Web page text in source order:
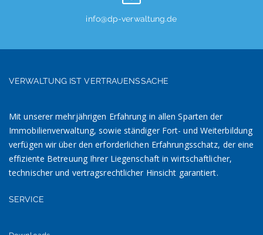
info@dp-verwaltung.de
VERWALTUNG IST VERTRAUENSSACHE
Mit unserer mehrjährigen Erfahrung in allen Sparten der
Immobilienverwaltung, sowie ständiger Fort- und Weiterbildung
verfügen wir über den erforderlichen Erfahrungsschatz, der eine
effiziente Betreuung Ihrer Liegenschaft in wirtschaftlicher,
technischer und vertragsrechtlicher Hinsicht garantiert.
SERVICE